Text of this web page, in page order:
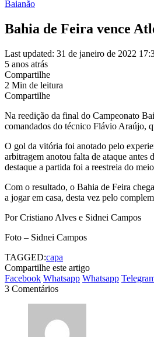
Baianão
Bahia de Feira vence
Last updated: 31 de janeiro de 2022
5 anos atrás
Compartilhe
2 Min de leitura
Compartilhe
Na reedição da final do Campeonato
comandados do técnico Flávio Araújo,
O gol da vitória foi anotado pelo
arbitragem anotou falta de ataque
destaque a partida foi a reestreia do
Com o resultado, o Bahia de Feira
a jogar em casa, desta vez pelo
Por Cristiano Alves e Sidnei Campos
Foto – Sidnei Campos
TAGGED:capa
Compartilhe este artigo
Facebook Whatsapp Whatsapp
3 Comentários